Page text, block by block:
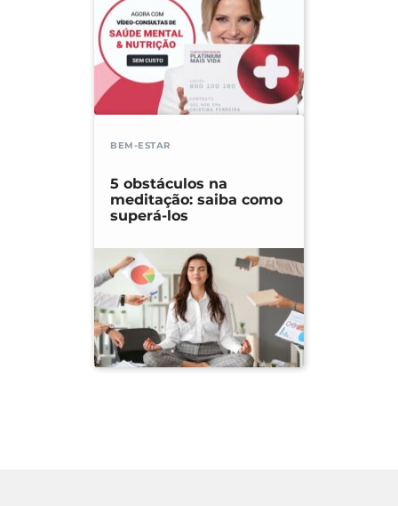
BEM-ESTAR
5 obstáculos na
meditação: saiba como
superá-los